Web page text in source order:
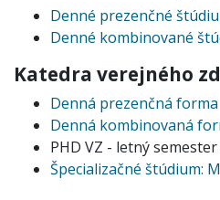
Denné prezenčné
Denné kombinované
Katedra verejného
Denná prezenčná forma
Denná kombinovaná
PHD VZ - letný
Špecializačné štúdium: